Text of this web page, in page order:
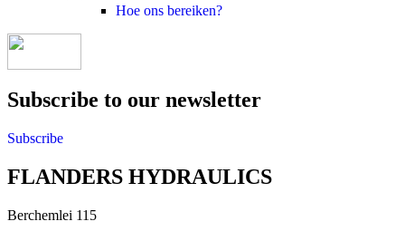
Hoe ons bereiken?
Subscribe to our newsletter
Subscribe
FLANDERS HYDRAULICS
Berchemlei 115